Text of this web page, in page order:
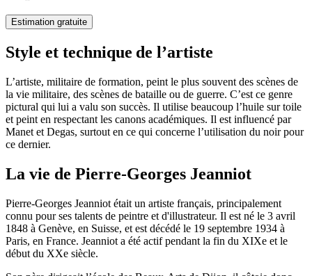
Estimation gratuite
Style et technique de l’artiste
L’artiste, militaire de formation, peint le plus souvent des scènes de
la vie militaire, des scènes de bataille ou de guerre. C’est ce genre
pictural qui lui a valu son succès. Il utilise beaucoup l’huile sur toile
et peint en respectant les canons académiques. Il est influencé par
Manet et Degas, surtout en ce qui concerne l’utilisation du noir pour
ce dernier.
La vie de Pierre-Georges Jeanniot
Pierre-Georges Jeanniot était un artiste français, principalement
connu pour ses talents de peintre et d'illustrateur. Il est né le 3 avril
1848 à Genève, en Suisse, et est décédé le 19 septembre 1934 à
Paris, en France. Jeanniot a été actif pendant la fin du XIXe et le
début du XXe siècle.